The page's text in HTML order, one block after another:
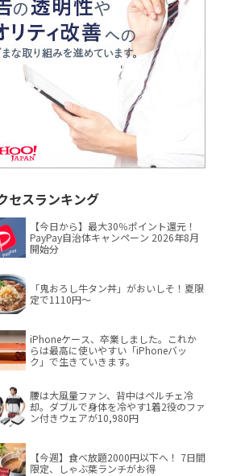
セスランキング
【今日から】最大30％ポイント還元！
PayPay自治体キャンペーン 2026年8月
開始分
「鬼おろし牛タン丼」がおいしそ！夏限
定で1110円～
iPhoneケース、卒業しました。これか
らは最高に使いやすい「iPhoneバッ
ク」で生きていきます。
腰は大風量ファン、背中はペルチェ冷
却。ダブルで身体を冷やす1着2役のファ
ン付きウェアが10,980円
【今週】食べ放題2000円以下へ！ 7日間
限定、しゃぶ葉ランチがお得